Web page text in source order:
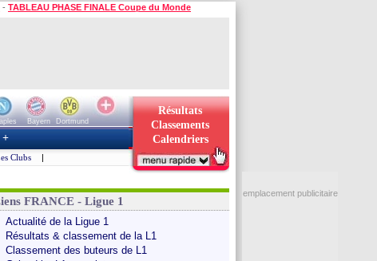
- TABLEAU PHASE FINALE Coupe du Monde
Bayern
Dortmund
Résultats
Classements
Calendriers
+
Clubs |
FRANCE - Ligue 1
Actualité de la Ligue 1
Résultats & classement de la L1
Classement des buteurs de L1
emplacement publicitaire